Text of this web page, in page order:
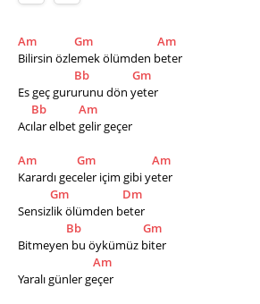
Am Gm
Am
Bilirsin özlemek ölümden beter
Bb
Gm
Es geç gururunu dön yeter
Bb
Am
Acılar elbet gelir geçer
Am Gm
Am
Karardı geceler içim gibi yeter
Gm
Dm
Sensizlik ölümden beter
Bb
Gm
Bitmeyen bu öykümüz biter
Am
Yaralı günler geçer